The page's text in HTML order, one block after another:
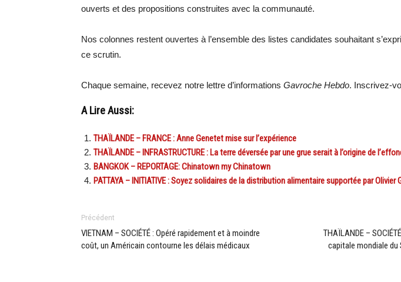
ouverts et des propositions construites avec la communauté.
Nos colonnes restent ouvertes à l’ensemble des listes candidates souhaitant
ce scrutin.
Chaque semaine, recevez notre lettre d’informations Gavroche Hebdo. Inscrivez-
A Lire Aussi:
THAÏLANDE – FRANCE : Anne Genetet mise sur l’expérience
THAÏLANDE – INFRASTRUCTURE : La terre déversée par une grue serait à l’origine de
BANGKOK – REPORTAGE: Chinatown my Chinatown
PATTAYA – INITIATIVE : Soyez solidaires de la distribution alimentaire supportée par Olivier
Précédent
VIETNAM – SOCIÉTÉ : Opéré rapidement et à moindre
coût, un Américain contourne les délais médicaux
THAÏLANDE –
capitale mondiale du